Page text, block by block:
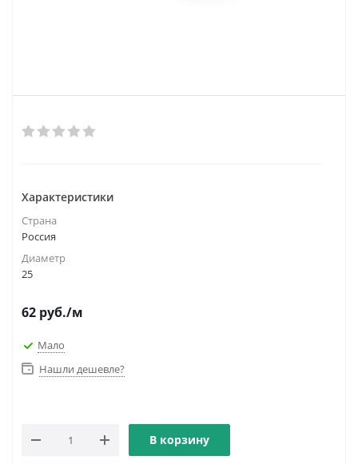
Характеристики
Страна
Россия
Диаметр
25
62 руб./м
Мало
Нашли дешевле?
В корзину